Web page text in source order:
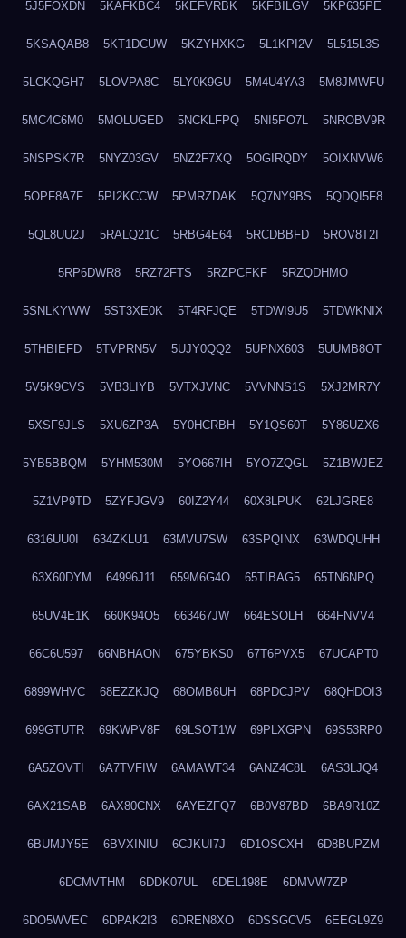
5J5FOXDN 5KAFKBC4 5KEFVRBK 5KFBILGV 5KP635PE
5KSAQAB8 5KT1DCUW 5KZYHXKG 5L1KPI2V 5L515L3S
5LCKQGH7 5LOVPA8C 5LY0K9GU 5M4U4YA3 5M8JMWFU
5MC4C6M0 5MOLUGED 5NCKLFPQ 5NI5PO7L 5NROBV9R
5NSPSK7R 5NYZ03GV 5NZ2F7XQ 5OGIRQDY 5OIXNVW6
5OPF8A7F 5PI2KCCW 5PMRZDAK 5Q7NY9BS 5QDQI5F8
5QL8UU2J 5RALQ21C 5RBG4E64 5RCDBBFD 5ROV8T2I
5RP6DWR8 5RZ72FTS 5RZPCFKF 5RZQDHMO
5SNLKYWW 5ST3XE0K 5T4RFJQE 5TDWI9U5 5TDWKNIX
5THBIEFD 5TVPRN5V 5UJY0QQ2 5UPNX603 5UUMB8OT
5V5K9CVS 5VB3LIYB 5VTXJVNC 5VVNNS1S 5XJ2MR7Y
5XSF9JLS 5XU6ZP3A 5Y0HCRBH 5Y1QS60T 5Y86UZX6
5YB5BBQM 5YHM530M 5YO667IH 5YO7ZQGL 5Z1BWJEZ
5Z1VP9TD 5ZYFJGV9 60IZ2Y44 60X8LPUK 62LJGRE8
6316UU0I 634ZKLU1 63MVU7SW 63SPQINX 63WDQUHH
63X60DYM 64996J11 659M6G4O 65TIBAG5 65TN6NPQ
65UV4E1K 660K94O5 663467JW 664ESOLH 664FNVV4
66C6U597 66NBHAON 675YBKS0 67T6PVX5 67UCAPT0
6899WHVC 68EZZKJQ 68OMB6UH 68PDCJPV 68QHDOI3
699GTUTR 69KWPV8F 69LSOT1W 69PLXGPN 69S53RP0
6A5ZOVTI 6A7TVFIW 6AMAWT34 6ANZ4C8L 6AS3LJQ4
6AX21SAB 6AX80CNX 6AYEZFQ7 6B0V87BD 6BA9R10Z
6BUMJY5E 6BVXINIU 6CJKUI7J 6D1OSCXH 6D8BUPZM
6DCMVTHM 6DDK07UL 6DEL198E 6DMVW7ZP
6DO5WVEC 6DPAK2I3 6DREN8XO 6DSSGCV5 6EEGL9Z9